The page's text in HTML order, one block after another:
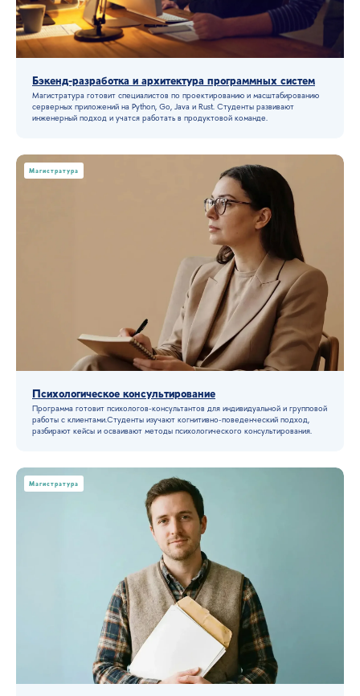
Бэкенд-разработка и архитектура программных систем
Магистратура готовит специалистов по проектированию и масштабированию
серверных приложений на Python, Go, Java и Rust. Студенты развивают
инженерный подход и учатся работать в продуктовой команде.
Магистратура
Психологическое консультирование
Программа готовит психологов-консультантов для индивидуальной и групповой
работы с клиентами.Студенты изучают когнитивно-поведенческий подход,
разбирают кейсы и осваивают методы психологического консультирования.
Магистратура
Искусственный интеллект — это просто
«После промпта»